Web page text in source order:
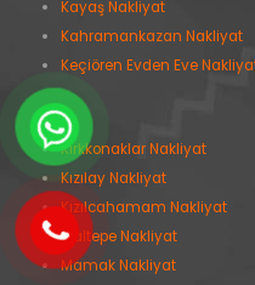
Kayaş Nakliyat
Kahramankazan Nakliyat
Keçiören Evden Eve
Kırkkonaklar Nakliyat
Kızılay Nakliyat
Kızılcahamam Nakliyat
Maltepe Nakliyat
Mamak Nakliyat